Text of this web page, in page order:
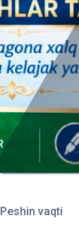
Peshin vaqti